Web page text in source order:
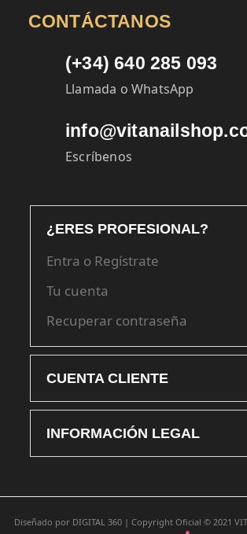
CONTÁCTANOS
(+34) 640 285 093
Llamada o WhatsApp
Escríbenos
¿ERES PROFESIONAL?
Entra o Regístrate
Tu cuenta
Recuperar contraseña
CUENTA CLIENTE
INFORMACIÓN LEGAL
Diseñado por DIGITAL 360 | Copyright Oficial © 2021